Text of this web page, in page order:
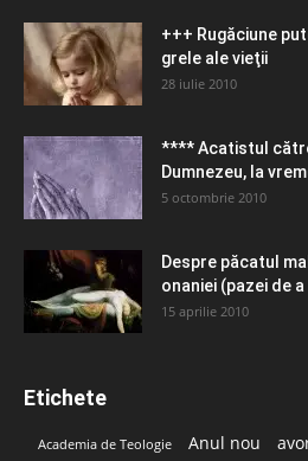
+++ Rugăciune
grele ale vieţii
28 iulie 2010
**** Acatistul
Dumnezeu, la
5 octombrie 2010
Despre păcatul
onaniei (pazei de a
15 aprilie 2010
Etichete
Academia de Teologie Anul nou